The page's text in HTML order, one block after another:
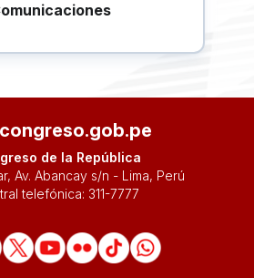
de la República
Av. Abancay s/n - Lima, Perú
telefónica: 311-7777